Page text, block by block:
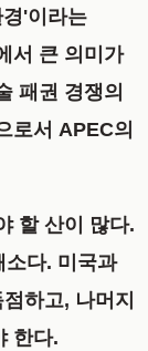
'이라는
서 큰 의미가
패권 경쟁의
로서 APEC의
할 산이 많다.
다. 미국과
하고, 나머지
한다.